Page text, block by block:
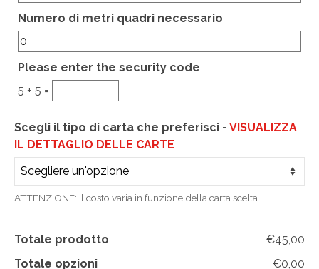
Hidden
Numero di metri quadri necessario
Please enter the security code
5 + 5 =
Scegli il tipo di carta che preferisci - VISUALIZZA
IL DETTAGLIO DELLE CARTE
ATTENZIONE: il costo varia in funzione della carta scelta
Totale prodotto
€45,00
Totale opzioni
€0,00